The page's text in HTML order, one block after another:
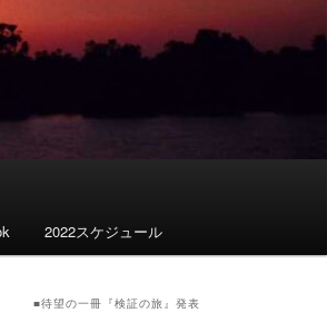
2022スケジュール
■待望の一冊『検証の旅』発表